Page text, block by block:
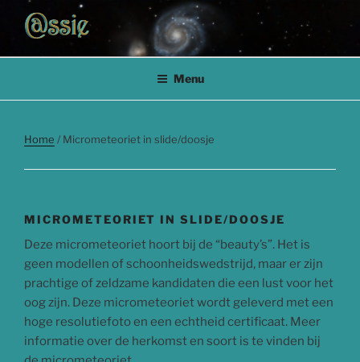
ASTRIDEEUWES.NL
@strideeuwes.nl Micrometeorieten en sterrenstof – Astrid Eeuwes
Menu
Home / Micrometeoriet in slide/doosje
MICROMETEORIET IN SLIDE/DOOSJE
Deze micrometeoriet hoort bij de “beauty’s”. Het is
geen modellen of schoonheidswedstrijd, maar er zijn
prachtige of zeldzame kandidaten die een lust voor het
oog zijn. Deze micrometeoriet wordt geleverd met een
hoge resolutiefoto en een echtheid certificaat. Meer
informatie over de herkomst en soort is te vinden bij